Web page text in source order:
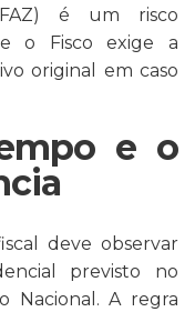
é um risco
o Fisco exige a
original em caso
e o
deve observar
previsto no
Nacional. A regra